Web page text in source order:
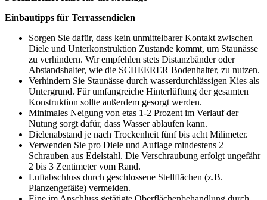
Einbautipps für Terrassendielen
Sorgen Sie dafür, dass kein unmittelbarer Kontakt zwischen
Diele und Unterkonstruktion Zustande kommt, um Staunässe
zu verhindern. Wir empfehlen stets Distanzbänder oder
Abstandshalter, wie die SCHEERER Bodenhalter, zu nutzen.
Verhindern Sie Staunässe durch wasserdurchlässigen Kies als
Untergrund. Für umfangreiche Hinterlüftung der gesamten
Konstruktion sollte außerdem gesorgt werden.
Minimales Neigung von etas 1-2 Prozent im Verlauf der
Nutung sorgt dafür, dass Wasser ablaufen kann.
Dielenabstand je nach Trockenheit fünf bis acht Milimeter.
Verwenden Sie pro Diele und Auflage mindestens 2
Schrauben aus Edelstahl. Die Verschraubung erfolgt ungefähr
2 bis 3 Zentimeter vom Rand.
Luftabschluss durch geschlossene Stellflächen (z.B.
Planzengefäße) vermeiden.